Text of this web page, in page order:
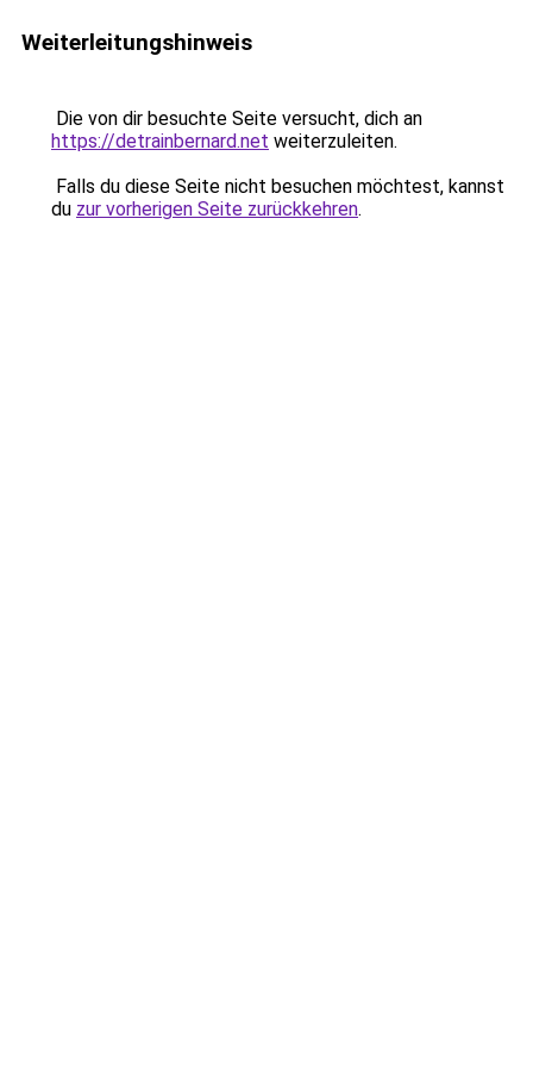
Weiterleitungshinweis
Die von dir besuchte Seite versucht, dich an
https://detrainbernard.net weiterzuleiten.
Falls du diese Seite nicht besuchen möchtest, kannst
du zur vorherigen Seite zurückkehren.